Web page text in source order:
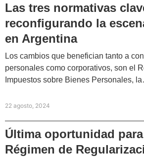
Las tres normativas
reconfigurando la
en Argentina
Los cambios que benefician tanto a
personales como corporativos, son el
Impuestos sobre Bienes Personales,
22 agosto, 2024
Última oportunidad
Régimen de